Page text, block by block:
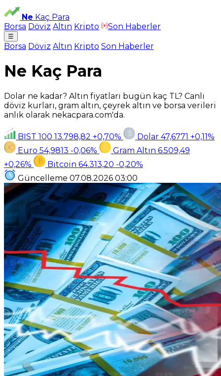
Ne Kaç Para
Borsa Döviz Altın Kripto Son Haberler
☰
Borsa Döviz Altın Kripto Son Haberler
Ne Kaç Para
Dolar ne kadar? Altın fiyatları bugün kaç TL? Canlı
döviz kurları, gram altın, çeyrek altın ve borsa verileri
anlık olarak nekacpara.com'da.
BIST 100 13.798,82 +0,70% Dolar 47,6771 +0,11%
Euro 54,9813 -0,06% Gram Altın 6.509,49
+0,26%
Bitcoin 64.313,20 -0,20%
Güncelleme 07.08.2026 03:00